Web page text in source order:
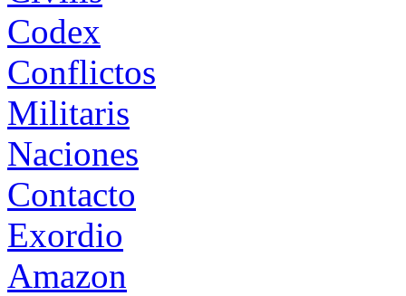
Codex
Conflictos
Militaris
Naciones
Contacto
Exordio
Amazon